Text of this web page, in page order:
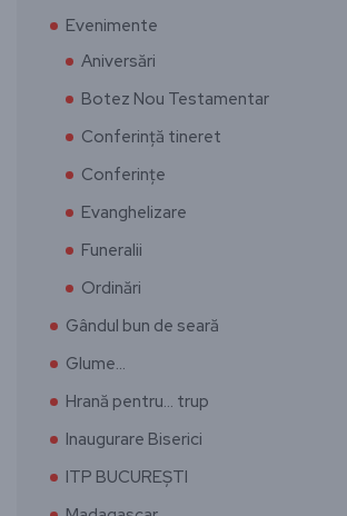
Evenimente
Aniversări
Botez Nou Testamentar
Conferință tineret
Conferințe
Evanghelizare
Funeralii
Ordinări
Gândul bun de seară
Glume…
Hrană pentru… trup
Inaugurare Biserici
ITP BUCUREȘTI